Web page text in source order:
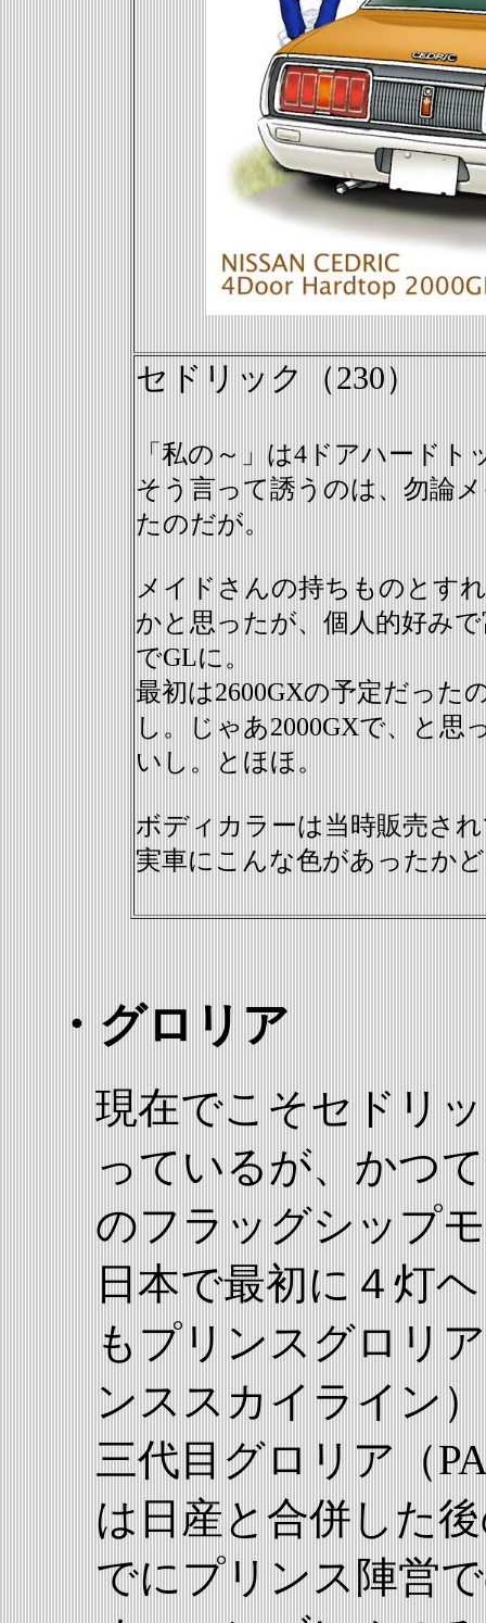
セドリック（230）
「私の～」は4ドアハード
そう言って誘うのは、勿論
たのだが。
メイドさんの持ちものとす
かと思ったが、個人的好み
でGLに。
最初は2600GXの予定だった
し。じゃあ2000GXで、と思
いし。とほほ。
ボディカラーは当時販売さ
実車にこんな色があったか
・グロリア
現在でこそセドリ
っているが、かつ
のフラッグシップ
日本で最初に４灯
もプリンスグロリ
ンススカイライン
三代目グロリア（
は日産と合併した
でにプリンス陣営